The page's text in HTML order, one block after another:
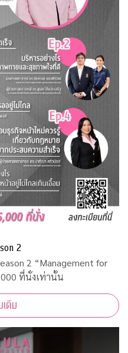
2
for
มัครด่วน 5,000 ที่นั่งเท่านั้น
เติม